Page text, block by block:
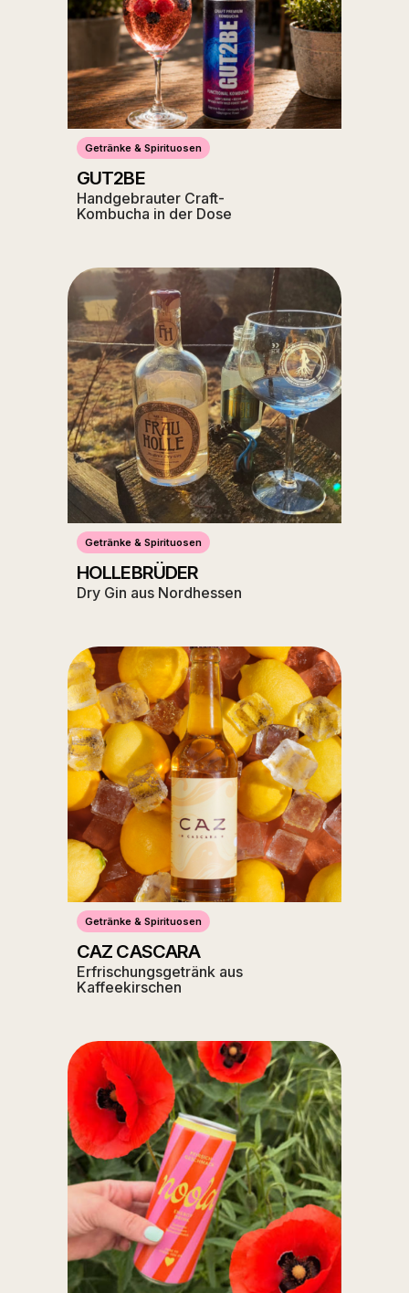
Getränke & Spirituosen
GUT2BE
Handgebrauter Craft-
Kombucha in der Dose
Getränke & Spirituosen
HOLLEBRÜDER
Dry Gin aus Nordhessen
Getränke & Spirituosen
CAZ CASCARA
Erfrischungsgetränk aus
Kaffeekirschen